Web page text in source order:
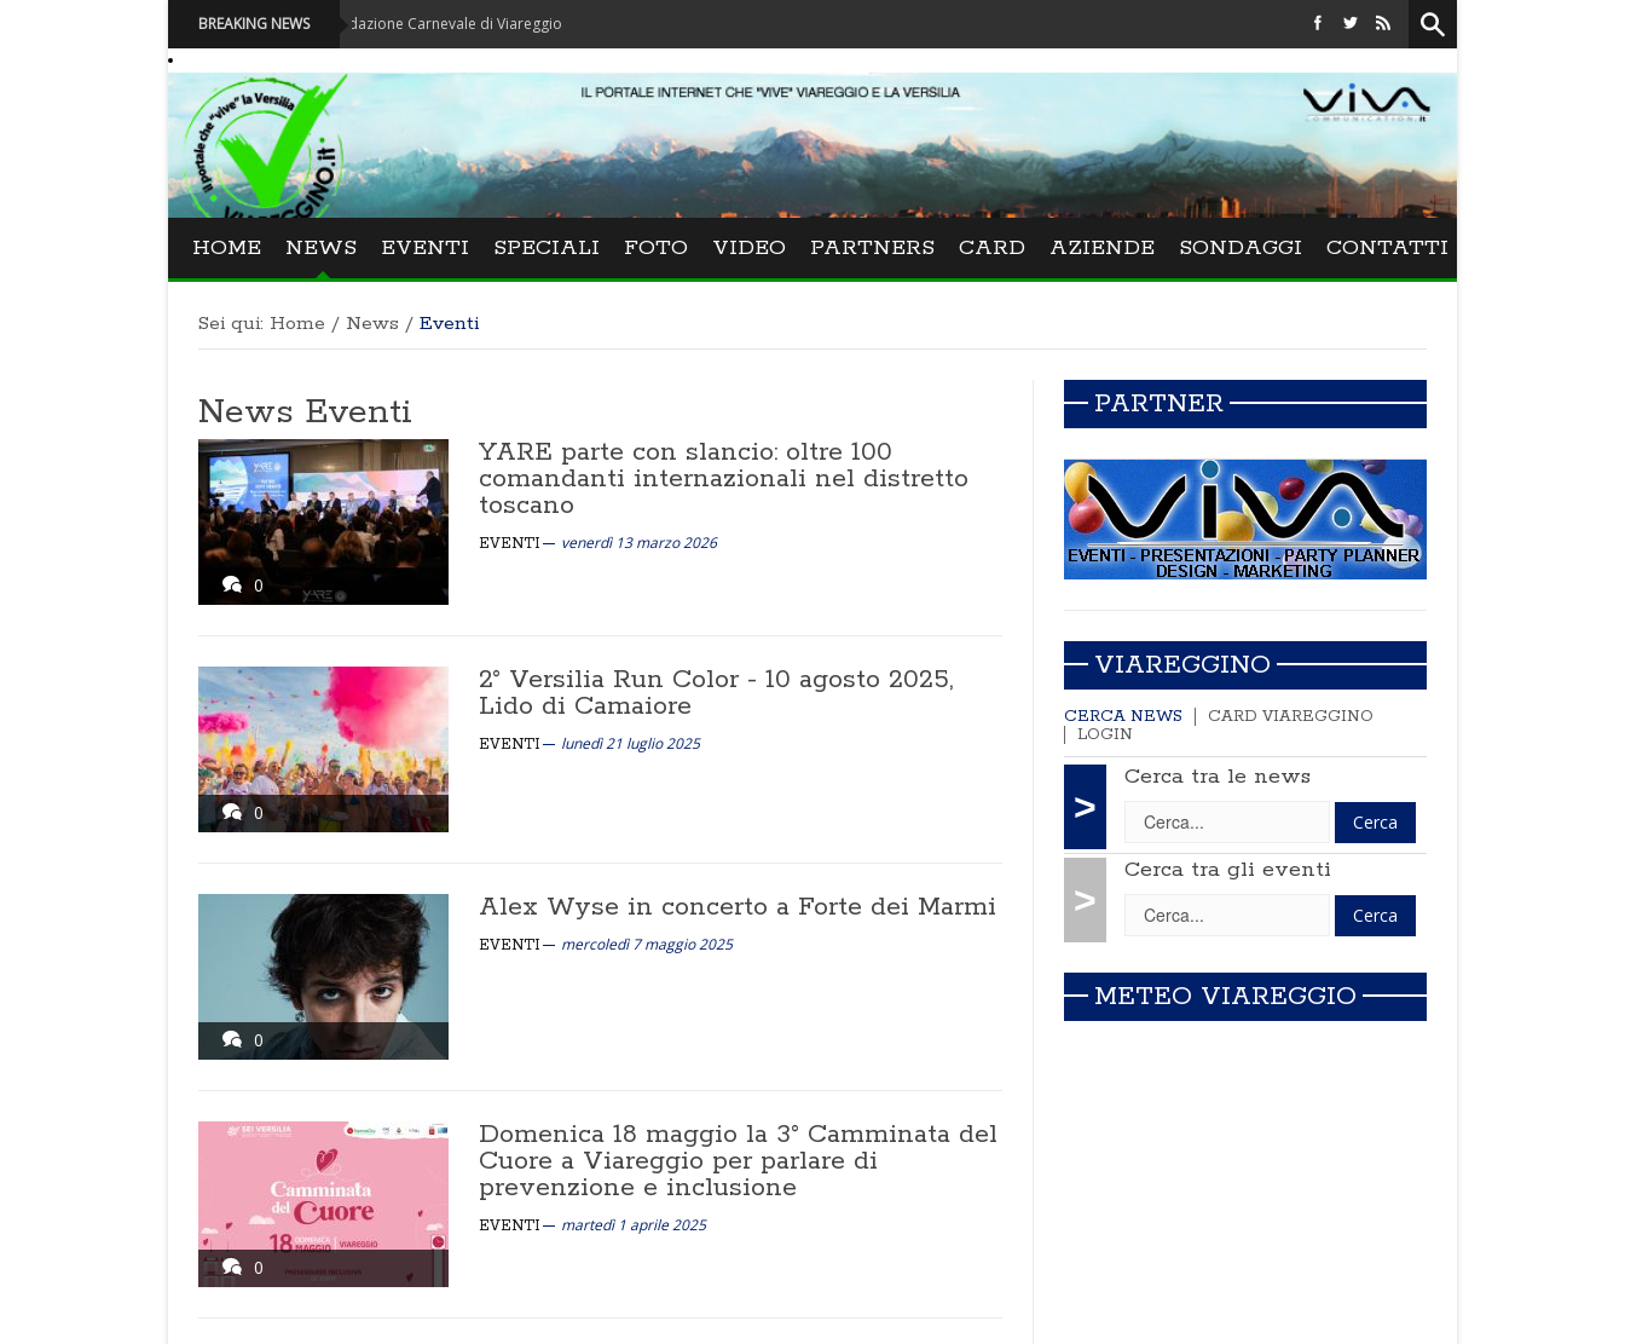
BREAKING NEWS
Carnevale - Nominata la nuova Fondazione Carnevale di Viareggio Festival La Versiliana - La direttrice lucchese Beatrice Venezi torna alla
HOME NEWS EVENTI SPECIALI FOTO VIDEO PARTNERS CARD AZIENDE SONDAGGI CONTATTI
Sei qui: Home / News / Eventi
News Eventi
0
YARE parte con slancio: oltre 100
comandanti internazionali nel distretto
toscano
EVENTI venerdì 13 marzo 2026
0
2° Versilia Run Color - 10 agosto 2025,
Lido di Camaiore
EVENTI lunedì 21 luglio 2025
0
Alex Wyse in concerto a Forte dei Marmi
EVENTI mercoledì 7 maggio 2025
0
Domenica 18 maggio la 3° Camminata del
Cuore a Viareggio per parlare di
prevenzione e inclusione
EVENTI martedì 1 aprile 2025
PARTNER
VIAREGGINO
CERCA NEWS
CARD VIAREGGINO
LOGIN
>
Cerca tra le news
>
Cerca tra gli eventi
METEO VIAREGGIO